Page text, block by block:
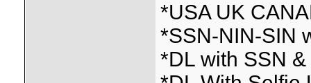
*USA UK
*SSN-NIN-SIN
*DL with SSN